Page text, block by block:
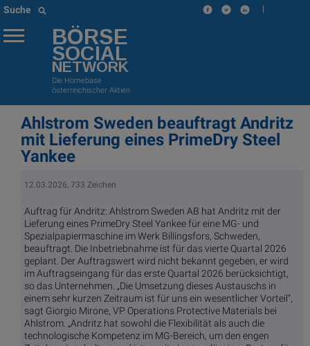
Suche |
BÖRSE
SOCIAL
NETWORK
Die Homebase
österreichischer Aktien
Ahlstrom Sweden beauftragt Andritz
mit Lieferung eines PrimeDry Steel
Yankee
12.03.2026, 733 Zeichen
Auftrag für Andritz: Ahlstrom Sweden AB hat Andritz mit der
Lieferung eines PrimeDry Steel Yankee für eine MG- und
Spezialpapiermaschine im Werk Billingsfors, Schweden,
beauftragt. Die Inbetriebnahme ist für das vierte Quartal 2026
geplant. Der Auftragswert wird nicht bekannt gegeben, er wird
im Auftragseingang für das erste Quartal 2026 berücksichtigt,
so das Unternehmen. „Die Umsetzung dieses Austauschs in
einem sehr kurzen Zeitraum ist für uns ein wesentlicher Vorteil“,
sagt Giorgio Mirone, VP Operations Protective Materials bei
Ahlstrom. „Andritz hat sowohl die Flexibilität als auch die
technologische Kompetenz im MG-Bereich, um den engen